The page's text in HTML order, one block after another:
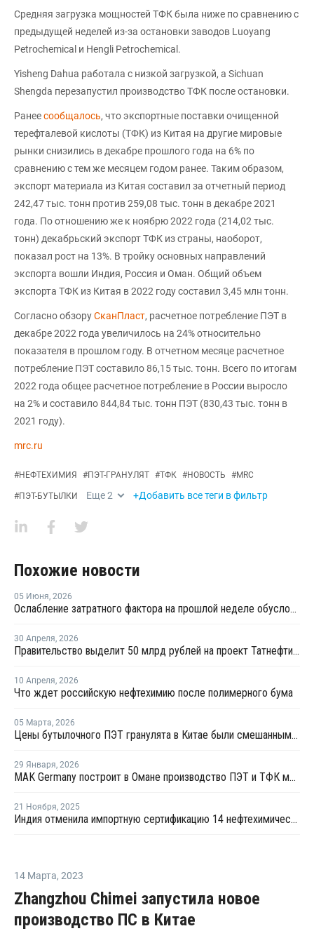
Средняя загрузка мощностей ТФК была ниже по сравнению с
предыдущей неделей из-за остановки заводов Luoyang
Petrochemical и Hengli Petrochemical.
Yisheng Dahua работала с низкой загрузкой, а Sichuan
Shengda перезапустил производство ТФК после остановки.
Ранеесообщалось, что экспортные поставки очищенной
терефталевой кислоты (ТФК) из Китая на другие мировые
рынки снизились в декабре прошлого года на 6% по
сравнению с тем же месяцем годом ранее. Таким образом,
экспорт материала из Китая составил за отчетный период
242,47 тыс. тонн против 259,08 тыс. тонн в декабре 2021
года. По отношению же к ноябрю 2022 года (214,02 тыс.
тонн) декабрьский экспорт ТФК из страны, наоборот,
показал рост на 13%. В тройку основных направлений
экспорта вошли Индия, Россия и Оман. Общий объем
экспорта ТФК из Китая в 2022 году составил 3,45 млн тонн.
Согласно обзоруСканПласт, расчетное потребление ПЭТ в
декабре 2022 года увеличилось на 24% относительно
показателя в прошлом году. В отчетном месяце расчетное
потребление ПЭТ составило 86,15 тыс. тонн. Всего по итогам
2022 года общее расчетное потребление в России выросло
на 2% и составило 844,84 тыс. тонн ПЭТ (830,43 тыс. тонн в
2021 году).
mrc.ru
#НЕФТЕХИМИЯ #ПЭТ-ГРАНУЛЯТ #ТФК #НОВОСТЬ #MRC
#ПЭТ-БУТЫЛКИ Еще2 +Добавить все теги в фильтр
Похожие новости
05 Июня, 2026
Ослабление затратного фактора на прошлой неделе обусловило нисходящую динамику мировых цен ТФК
30 Апреля, 2026
Правительство выделит 50 млрд рублей на проект Татнефти по производству ПЭТ
10 Апреля, 2026
Что ждет российскую нефтехимию после полимерного бума
05 Марта, 2026
Цены бутылочного ПЭТ гранулята в Китае были смешанными в феврале
29 Января, 2026
MAK Germany построит в Омане производство ПЭТ и ТФК мощностью 1,5 млн тонн
21 Ноября, 2025
Индия отменила импортную сертификацию 14 нефтехимических продуктов
14 Марта, 2023
Zhangzhou Chimei запустила новое
производство ПС в Китае